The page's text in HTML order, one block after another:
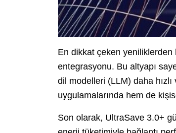
En dikkat çeken yeniliklerden
entegrasyonu. Bu altyapı
dil modelleri (LLM) daha
uygulamalarında hem de
Son olarak, UltraSave 3.0+